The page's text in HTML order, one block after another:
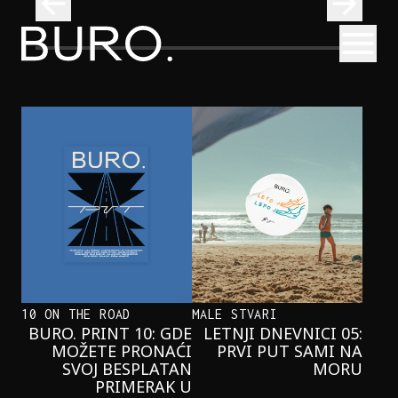
BURO.
ONAJ JEDAN PROIZVOD KOJI
STALNO SELIMO SA POLICE U
TORBE
10 ON THE ROAD
BURO. PRINT 10: GDE
MOŽETE PRONAĆI
SVOJ BESPLATAN
PRIMERAK U
MALE STVARI
LETNJI DNEVNICI 05:
PRVI PUT SAMI NA
MORU